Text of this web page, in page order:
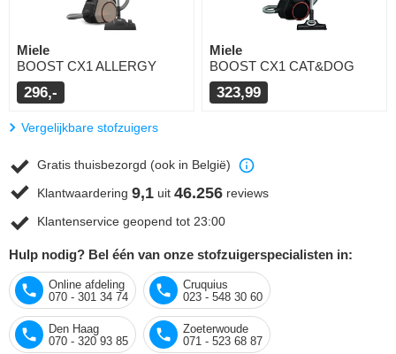
Miele
BOOST CX1 ALLERGY
296,-
Miele
BOOST CX1 CAT&DOG
323,99
Vergelijkbare stofzuigers
Gratis thuisbezorgd (ook in België)
Klantwaardering 9,1 uit 46.256 reviews
Klantenservice geopend tot 23:00
Hulp nodig? Bel één van onze stofzuigerspecialisten in:
Online afdeling
070 - 301 34 74
Cruquius
023 - 548 30 60
Den Haag
070 - 320 93 85
Zoeterwoude
071 - 523 68 87